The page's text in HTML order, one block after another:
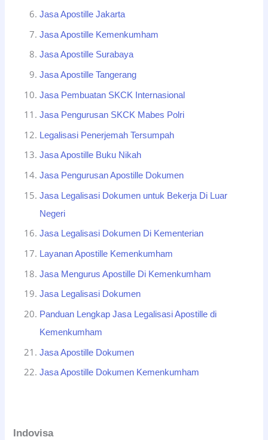
Jasa Apostille Jakarta
Jasa Apostille Kemenkumham
Jasa Apostille Surabaya
Jasa Apostille Tangerang
Jasa Pembuatan SKCK Internasional
Jasa Pengurusan SKCK Mabes Polri
Legalisasi Penerjemah Tersumpah
Jasa Apostille Buku Nikah
Jasa Pengurusan Apostille Dokumen
Jasa Legalisasi Dokumen untuk Bekerja Di Luar
Negeri
Jasa Legalisasi Dokumen Di Kementerian
Layanan Apostille Kemenkumham
Jasa Mengurus Apostille Di Kemenkumham
Jasa Legalisasi Dokumen
Panduan Lengkap Jasa Legalisasi Apostille di
Kemenkumham
Jasa Apostille Dokumen
Jasa Apostille Dokumen Kemenkumham
Indovisa